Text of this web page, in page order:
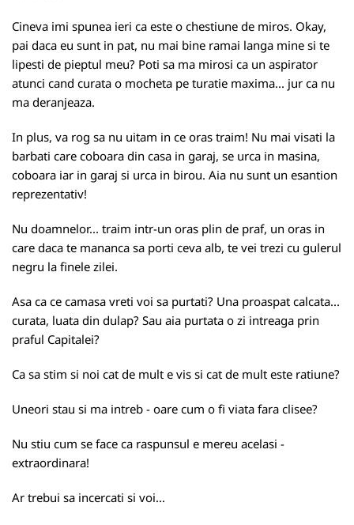
Cineva imi spunea ieri ca este o chestiune de miros. Okay,
pai daca eu sunt in pat, nu mai bine ramai langa mine si te
lipesti de pieptul meu? Poti sa ma mirosi ca un aspirator
atunci cand curata o mocheta pe turatie maxima... jur ca nu
ma deranjeaza.
In plus, va rog sa nu uitam in ce oras traim! Nu mai visati la
barbati care coboara din casa in garaj, se urca in masina,
coboara iar in garaj si urca in birou. Aia nu sunt un esantion
reprezentativ!
Nu doamnelor... traim intr-un oras plin de praf, un oras in
care daca te mananca sa porti ceva alb, te vei trezi cu gulerul
negru la finele zilei.
Asa ca ce camasa vreti voi sa purtati? Una proaspat calcata...
curata, luata din dulap? Sau aia purtata o zi intreaga prin
praful Capitalei?
Ca sa stim si noi cat de mult e vis si cat de mult este ratiune?
Uneori stau si ma intreb - oare cum o fi viata fara clisee?
Nu stiu cum se face ca raspunsul e mereu acelasi -
extraordinara!
Ar trebui sa incercati si voi...